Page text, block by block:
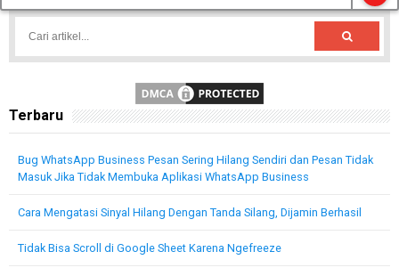
Terbaru
Bug WhatsApp Business Pesan Sering Hilang Sendiri dan Pesan Tidak
Masuk Jika Tidak Membuka Aplikasi WhatsApp Business
Cara Mengatasi Sinyal Hilang Dengan Tanda Silang, Dijamin Berhasil
Tidak Bisa Scroll di Google Sheet Karena Ngefreeze